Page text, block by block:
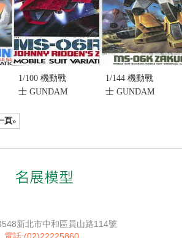
售價:0
1/100 機動戰
士 GUNDAM
ZAKU-II(不
挑盒況)(售完
1/144 機動戰
士 GUNDAM
頁»
新北市中和區員山路114號